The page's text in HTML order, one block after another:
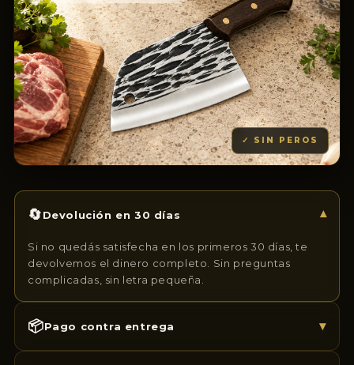
✓ SIN PEROS
🔄Devolución en 30 días ▾
Si no quedás satisfecha en los primeros 30 días, te
devolvemos el dinero completo. Sin preguntas
complicadas, sin letra pequeña.
📦Pago contra entrega ▾